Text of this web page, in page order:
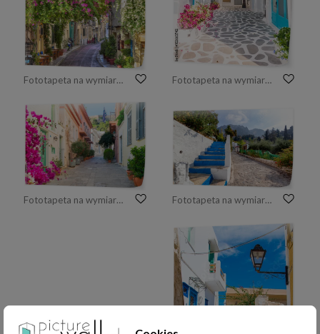
Fototapeta na wymiar Tradycyjni domy w Plaka terenie pod Akropolem, Ateny, Grecja Fototapeta na wymiar Piękna architektura w stylu santorini i grecji
Fototapeta na wymiar Ulica Ateny, Grecja Fototapeta na wymiar Ulica w centrum górskiej wioski Zia na wyspie Kos, piękny krajobraz, popularny cel podróży w Europie